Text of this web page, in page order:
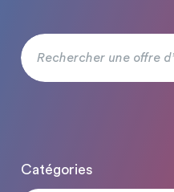
Catégories